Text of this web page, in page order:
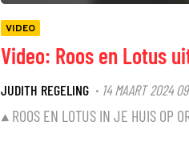
VIDEO
Video: Roos en Lotus
JUDITH REGELING · 14 MAART 2024
ROOS EN LOTUS IN JE HUIS OP